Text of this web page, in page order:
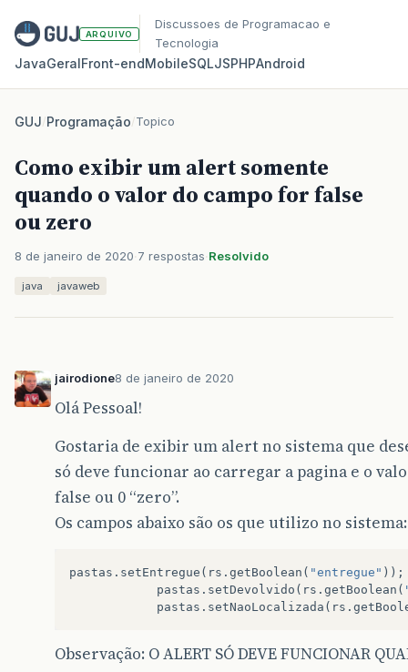
ARQUIVO
Discussoes de Programacao e
Tecnologia
JavaGeralFront‑endMobileSQLJSPHPAndroid
GUJ/Programação/Topico
Como exibir um alert somente
quando o valor do campo for false
ou zero
8 de janeiro de 2020 7 respostas Resolvido
java javaweb
jairodione8 de janeiro de 2020
Olá Pessoal!
Gostaria de exibir um alert no sistema que
só deve funcionar ao carregar a pagina e o
false ou 0 “zero”.
Os campos abaixo são os que utilizo no sistema:
pastas . setEntregue ( rs . getBoolean ( "entregue" ));
pastas . setDevolvido ( rs . getBoolean (
pastas . setNaoLocalizada ( rs .
Observação: O ALERT SÓ DEVE FUNCIONAR